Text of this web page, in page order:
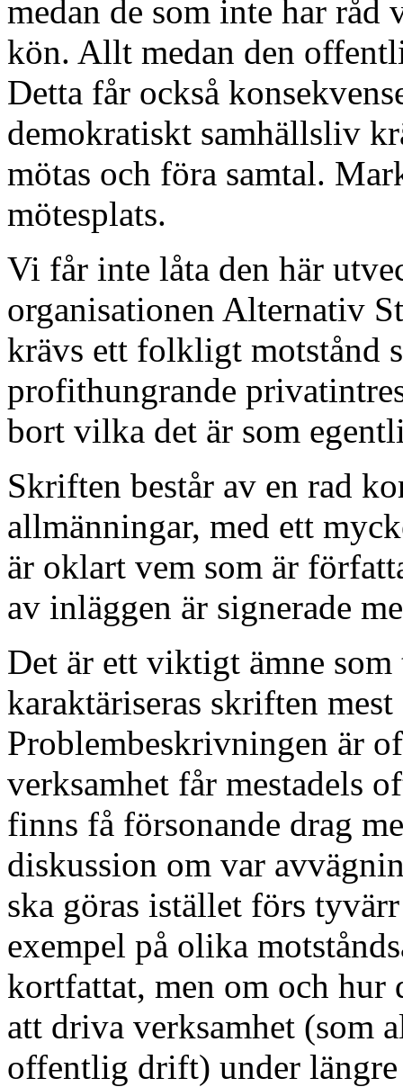
medan de som inte har
kön. Allt medan den
Detta får också
demokratiskt samhällsliv
mötas och föra samtal.
mötesplats.
Vi får inte låta den här
organisationen Alternativ
krävs ett folkligt motstånd
profithungrande
bort vilka det är som
Skriften består av en rad
allmänningar, med ett
är oklart vem som är
av inläggen är signerade
Det är ett viktigt ämne
karaktäriseras skriften
Problembeskrivningen är
verksamhet får mestadels
finns få försonande drag
diskussion om var
ska göras istället förs
exempel på olika
kortfattat, men om och hur
att driva verksamhet (som
offentlig drift) under